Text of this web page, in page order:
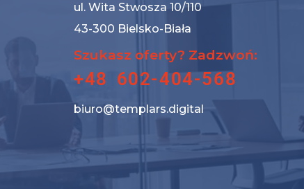
ul. Wita Stwosza 10/110
43-300 Bielsko-Biała
Szukasz oferty? Zadzwoń:
+48 602-404-568
biuro@templars.digital